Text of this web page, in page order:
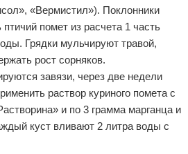
«Вермистил»). Поклонники
птичий помет из расчета 1 часть
Грядки мульчируют травой,
рост сорняков.
завязи, через две недели
раствор куриного помета с
и по 3 грамма марганца и
куст вливают 2 литра воды с